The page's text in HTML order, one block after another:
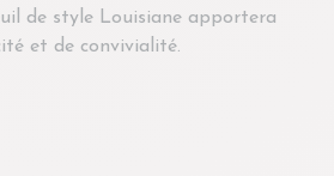
de style Louisiane apportera
et de convivialité.